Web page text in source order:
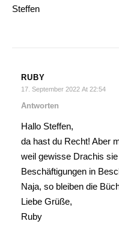
Steffen
RUBY
17. September 2022 At 22:54
Antworten
Hallo Steffen,
da hast du Recht! Aber
weil gewisse Drachis
Beschäftigungen in
Naja, so bleiben die
Liebe Grüße,
Ruby